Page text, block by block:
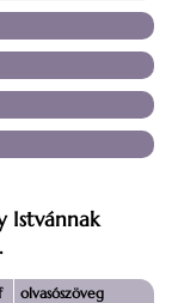
Istvánnak
olvasószöveg